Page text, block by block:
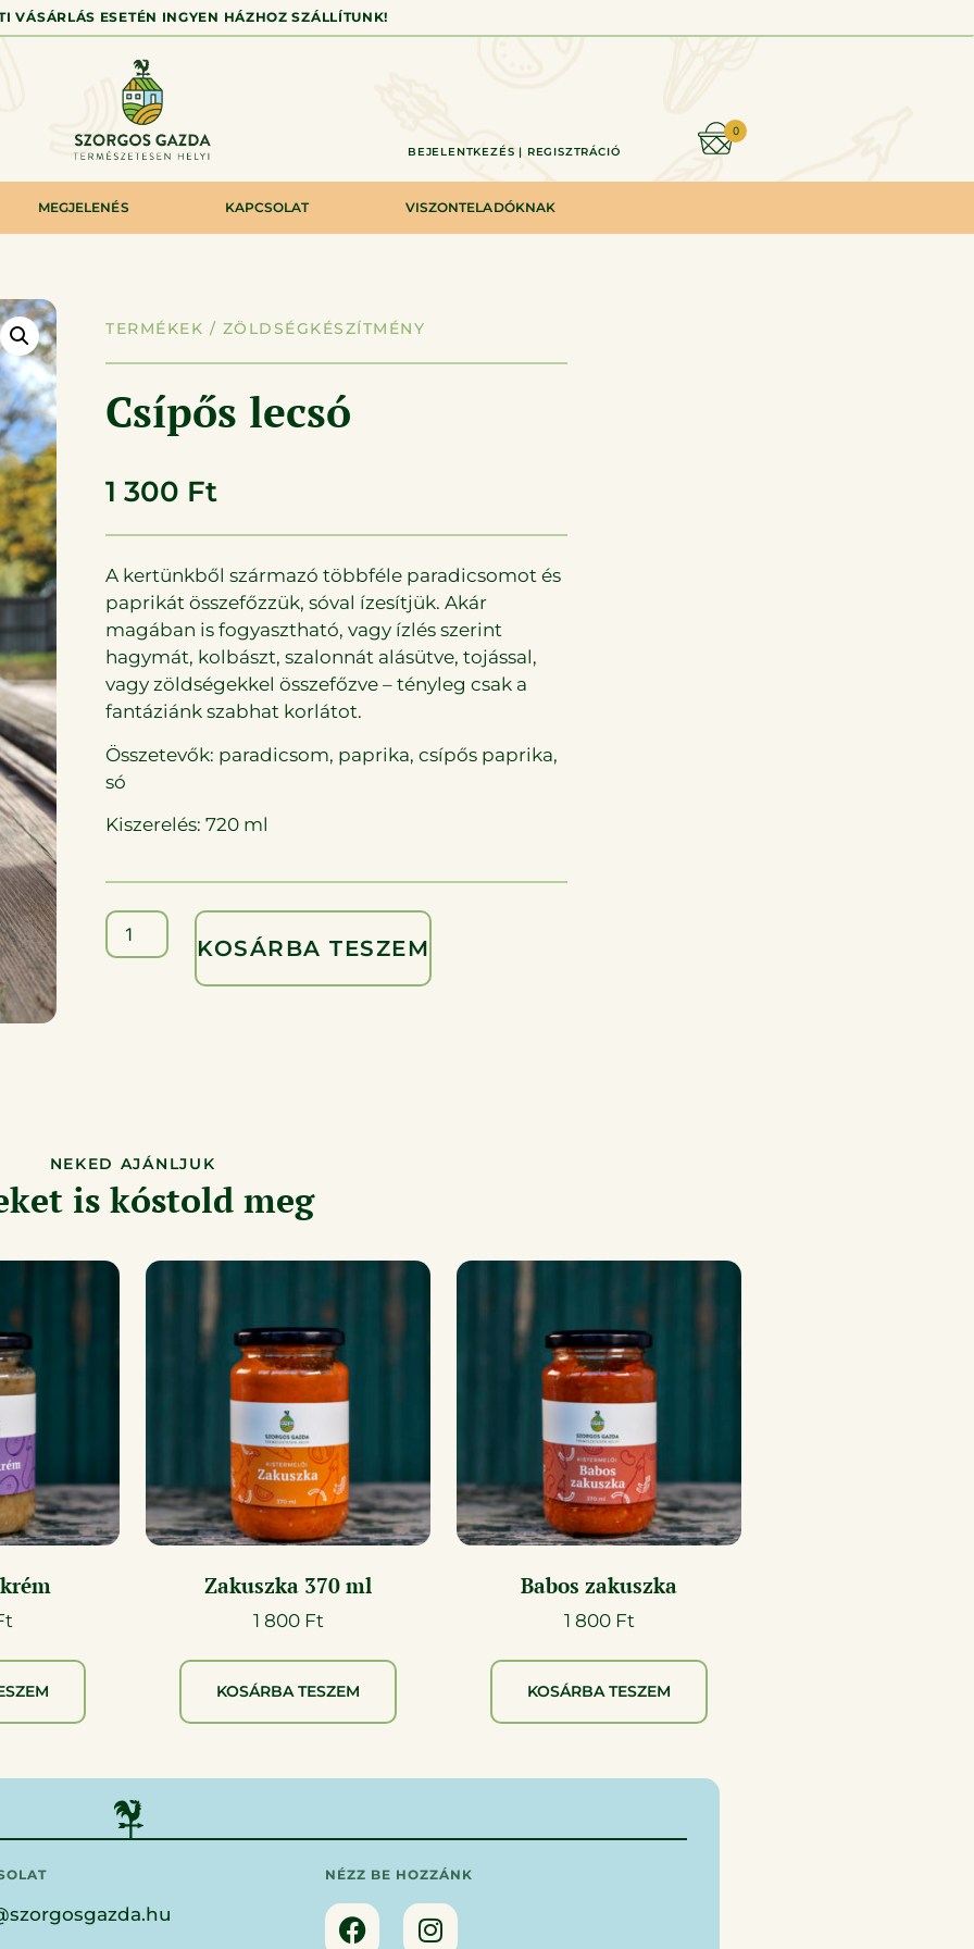
VÁSÁRLÁS ESETÉN INGYEN HÁZHOZ SZÁLLÍTUNK!
BEJELENTKEZÉS | REGISZTRÁCIÓ
0
MEGJELENÉS KAPCSOLAT VISZONTELADÓKNAK
TERMÉKEK / ZÖLDSÉGKÉSZÍTMÉNY
Csípős lecsó
1 300 Ft
A kertünkből származó többféle paradicsomot és
paprikát összefőzzük, sóval ízesítjük. Akár
magában is fogyasztható, vagy ízlés szerint
hagymát, kolbászt, szalonnát alásütve, tojással,
vagy zöldségekkel összefőzve – tényleg csak a
fantáziánk szabhat korlátot.
Összetevők: paradicsom, paprika, csípős paprika,
só
Kiszerelés: 720 ml
KOSÁRBA TESZEM
NEKED AJÁNLJUK
is kóstold meg
Zakuszka 370 ml
1 800 Ft
KOSÁRBA TESZEM
Babos zakuszka
1 800 Ft
KOSÁRBA TESZEM
NÉZZ BE HOZZÁNK